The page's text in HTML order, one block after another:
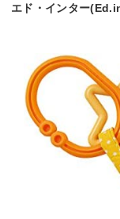
エド・インター